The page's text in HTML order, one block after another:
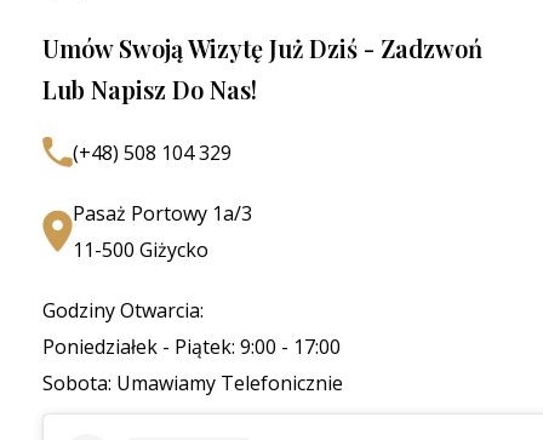
Umów Swoją Wizytę Już Dziś - Zadzwoń
Lub Napisz Do Nas!
(+48) 508 104 329
Pasaż Portowy 1a/3
11-500 Giżycko
Godziny Otwarcia:
Poniedziałek - Piątek: 9:00 - 17:00
Sobota: Umawiamy Telefonicznie